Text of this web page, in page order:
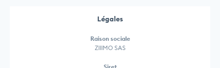
Légales
Raison sociale
ZIIIMO SAS